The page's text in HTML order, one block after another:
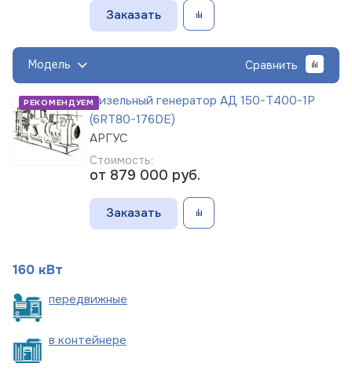
Заказать
Модель Сравнить
РЕКОМЕНДУЕМДизельный генератор АД 150-Т400-1Р
(6RT80-176DE)
АРГУС
Стоимость:
от 879 000 руб.
Заказать
160 кВт
передвижные
в контейнере